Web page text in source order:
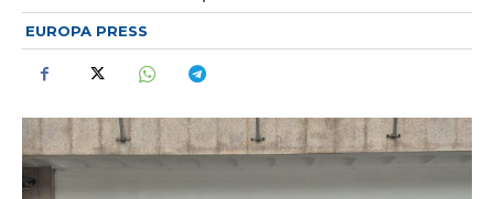
EUROPA PRESS